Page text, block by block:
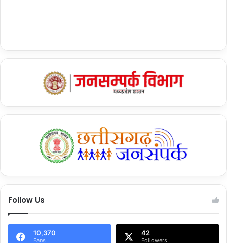
Follow Us
10,370
Fans
42
Followers